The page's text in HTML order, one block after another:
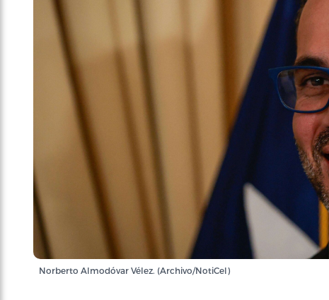
Norberto Almodóvar Vélez. (Archivo/NotiCel)